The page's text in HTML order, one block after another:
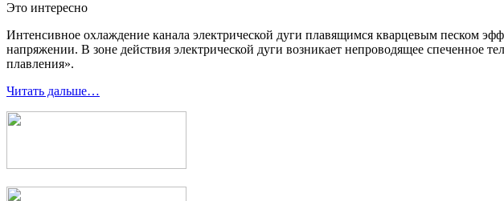
Это интересно
Интенсивное охлаждение канала электрической дуги плавящимся кварцевым песком
напряжении. В зоне действия электрической дуги возникает непроводящее спеченное
плавления».
Читать дальше…